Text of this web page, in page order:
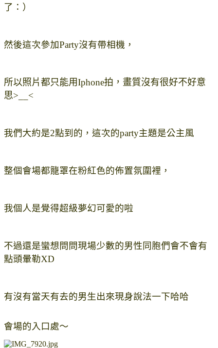
了：）
然後這次參加Party沒有帶相機，
所以照片都只能用Iphone拍，畫質沒有很好不好意
思>__<
我們大約是2點到的，這次的party主題是公主風
整個會場都籠罩在粉紅色的佈置氛圍裡，
我個人是覺得超級夢幻可愛的啦
不過還是蠻想問問現場少數的男性同胞們會不會有
點頭暈勒XD
有沒有當天有去的男生出來現身說法一下哈哈
會場的入口處〜